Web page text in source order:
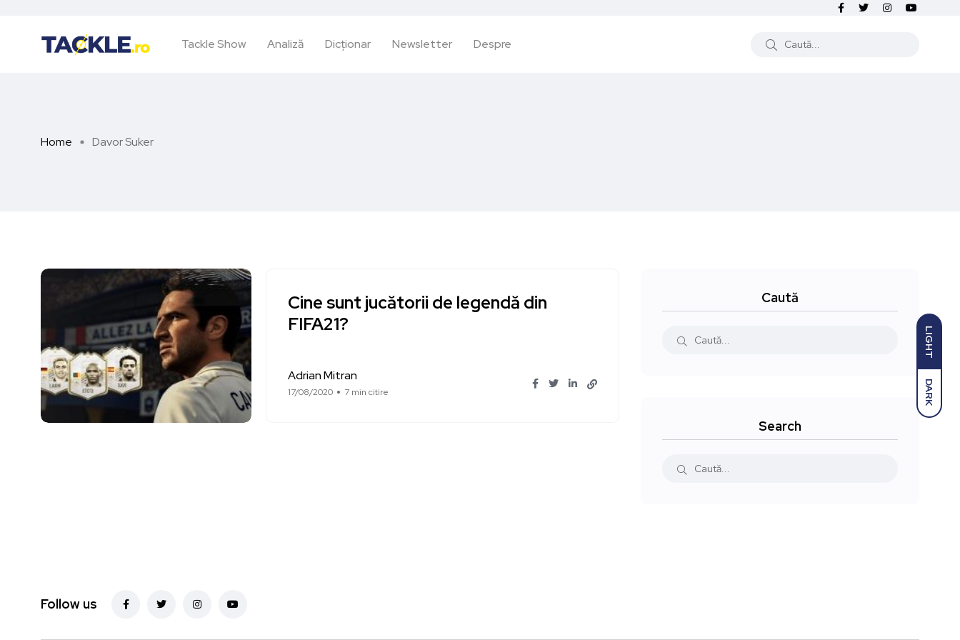
LIGHT
DARK
Tackle Show Analiză Dicționar Newsletter Despre
Home Davor Suker
Cine sunt jucătorii de legendă din
FIFA21?
Adrian Mitran
17/08/2020 7 min citire
Caută
Search
Follow us